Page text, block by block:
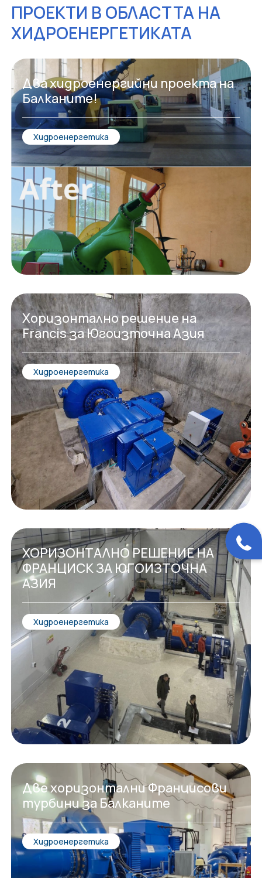
ПРОЕКТИ В ОБЛАСТТА НА
ХИДРОЕНЕРГЕТИКАТА
Два хидроенергийни проекта на
Балканите!
Хидроенергетика
Хоризонтално решение на
Francis за Югоизточна Азия
Хидроенергетика
ХОРИЗОНТАЛНО РЕШЕНИЕ НА
ФРАНЦИСК ЗА ЮГОИЗТОЧНА
АЗИЯ
Хидроенергетика
Две хоризонтални Францисови
турбини за Балканите
Хидроенергетика